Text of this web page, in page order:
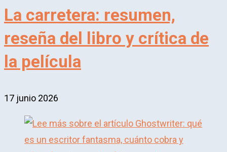
La carretera: resumen,
reseña del libro y crítica de
la película
17 junio 2026